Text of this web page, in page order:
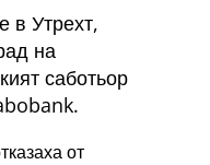
Утрехт,
на
саботьор
от